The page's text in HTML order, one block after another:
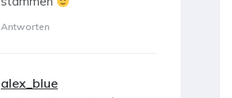
Antworten
alex_blue